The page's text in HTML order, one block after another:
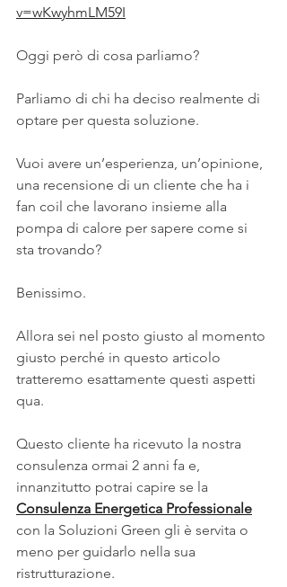
v=wKwyhmLM59I
Oggi però di cosa parliamo?
Parliamo di chi ha deciso realmente di
optare per questa soluzione.
Vuoi avere un’esperienza, un’opinione,
una recensione di un cliente che ha i
fan coil che lavorano insieme alla
pompa di calore per sapere come si
sta trovando?
Benissimo.
Allora sei nel posto giusto al momento
giusto perché in questo articolo
tratteremo esattamente questi aspetti
qua.
Questo cliente ha ricevuto la nostra
consulenza ormai 2 anni fa e,
innanzitutto potrai capire se la
Consulenza Energetica Professionale
con la Soluzioni Green gli è servita o
meno per guidarlo nella sua
ristrutturazione.